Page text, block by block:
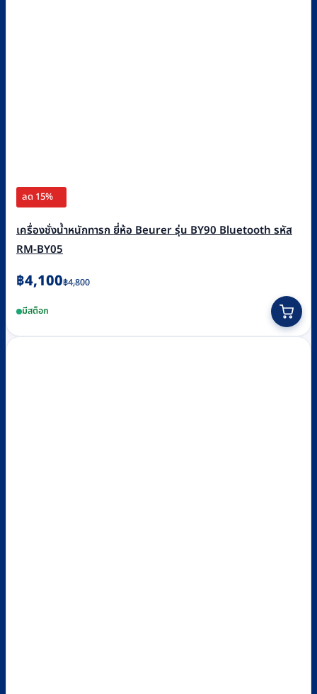
ลด 15%
เครื่องชั่งน้ำหนักทารก ยี่ห้อ Beurer รุ่น BY90 Bluetooth รหัส
RM-BY05
฿4,800
Original
was:
฿4,800.
฿4,100
Current
is:
฿4,100.
มีสต็อก